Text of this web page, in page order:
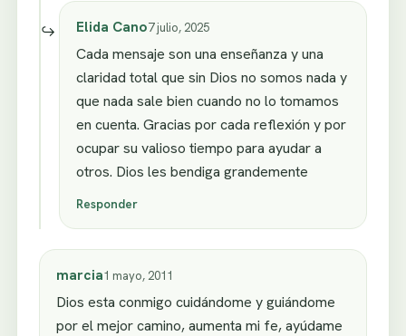
Elida Cano7 julio, 2025
Cada mensaje son una enseñanza y una
claridad total que sin Dios no somos nada y
que nada sale bien cuando no lo tomamos
en cuenta. Gracias por cada reflexión y por
ocupar su valioso tiempo para ayudar a
otros. Dios les bendiga grandemente
Responder
marcia1 mayo, 2011
Dios esta conmigo cuidándome y guiándome
por el mejor camino, aumenta mi fe, ayúdame